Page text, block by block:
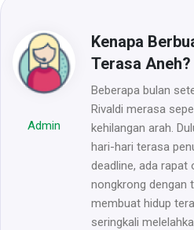
Admin
Kenapa
Terasa Aneh?
Beberapa bulan
Rivaldi merasa
kehilangan arah.
hari-hari terasa
deadline, ada rapat
nongkrong dengan
membuat hidup
seringkali